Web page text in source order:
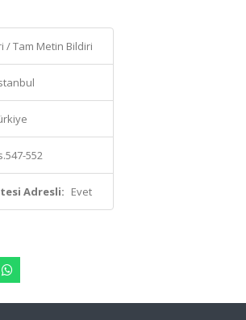
/ Tam Metin Bildiri
552
Adresli: Evet